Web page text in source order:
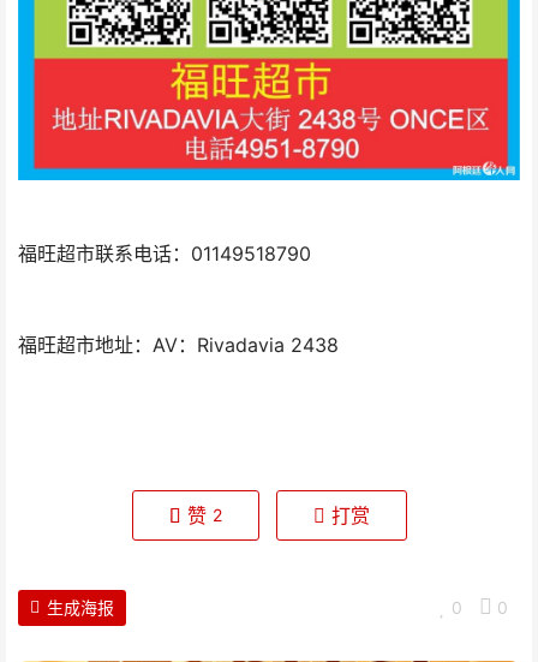
福旺超市联系电话：01149518790
福旺超市地址：AV：Rivadavia 2438
赞 2 打赏
0 0
生成海报